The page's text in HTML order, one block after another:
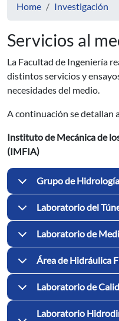
Home Investigación
Servicios al
La Facultad de Ingeniería
distintos servicios y
necesidades del medio.
A continuación se detallan
Instituto de Mecánica de
(IMFIA)
Grupo de
Laboratorio del
Laboratorio de
Área de Hidráulica
Laboratorio de
Laboratorio